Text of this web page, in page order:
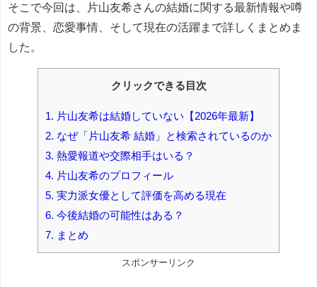
そこで今回は、片山友希さんの結婚に関する最新情報や噂
の背景、恋愛事情、そして現在の活躍まで詳しくまとめま
した。
クリックできる目次
1. 片山友希は結婚していない【2026年最新】
2. なぜ「片山友希 結婚」と検索されているのか
3. 熱愛報道や交際相手はいる？
4. 片山友希のプロフィール
5. 実力派女優として評価を高める現在
6. 今後結婚の可能性はある？
7. まとめ
スポンサーリンク